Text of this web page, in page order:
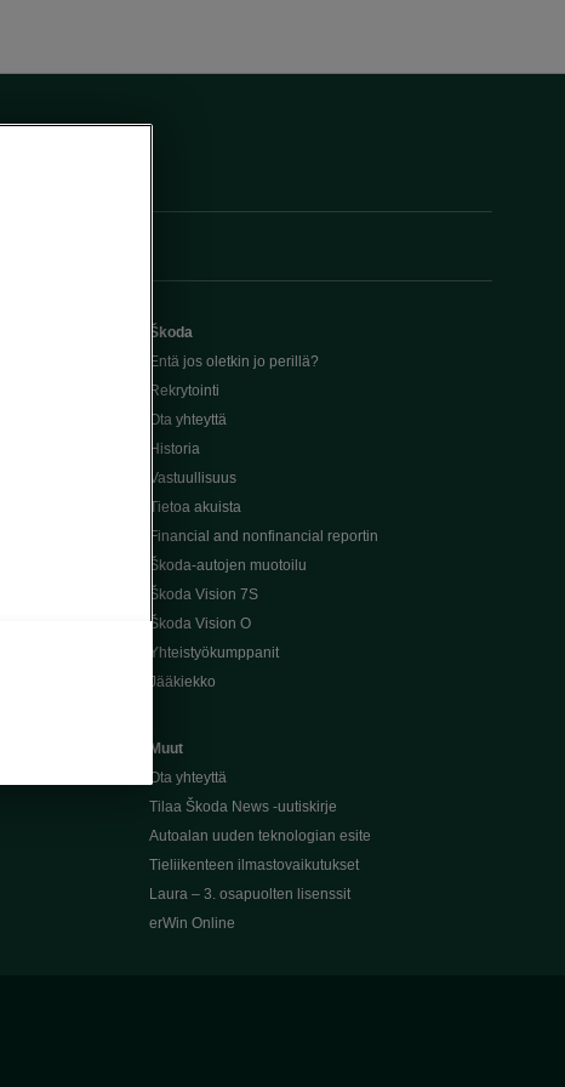
Škoda
Entä jos oletkin jo perillä?
Rekrytointi
Ota yhteyttä
Historia
Vastuullisuus
Tietoa akuista
Financial and nonfinancial reportin
Škoda-autojen muotoilu
Škoda Vision 7S
Škoda Vision O
Yhteistyökumppanit
Jääkiekko
Muut
Ota yhteyttä
Tilaa Škoda News -uutiskirje
Autoalan uuden teknologian esite
Tieliikenteen ilmastovaikutukset
Laura – 3. osapuolten lisenssit
erWin Online